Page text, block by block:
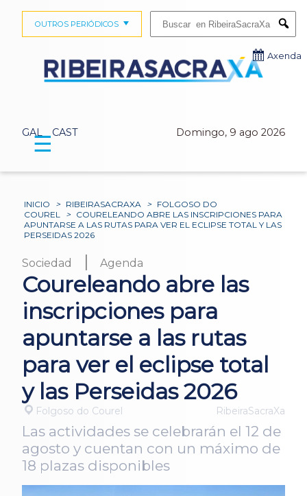
GAL CAST Domingo, 9 ago 2026
OUTROS PERIÓDICOS
Axenda
☰
INICIO > RIBEIRASACRAXA > FOLGOSO DO
COUREL
> COURELEANDO ABRE LAS INSCRIPCIONES PARA
APUNTARSE A LAS RUTAS PARA VER EL ECLIPSE TOTAL Y LAS
PERSEIDAS 2026
Sociedad | Agenda
Coureleando abre las
inscripciones para
apuntarse a las rutas
para ver el eclipse total
y las Perseidas 2026
Folgoso do Courel RibeiraSacraXa
Las actividades se celebrarán el 12 de
agosto y cuentan con un máximo de
18 plazas disponibles